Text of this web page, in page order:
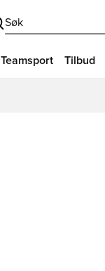
Søk
Teamsport Tilbud